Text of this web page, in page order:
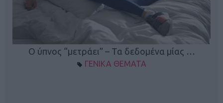
Ο ύπνος “μετράει” – Τα δεδομένα μίας …
ΓΕΝΙΚΑ ΘΕΜΑΤΑ